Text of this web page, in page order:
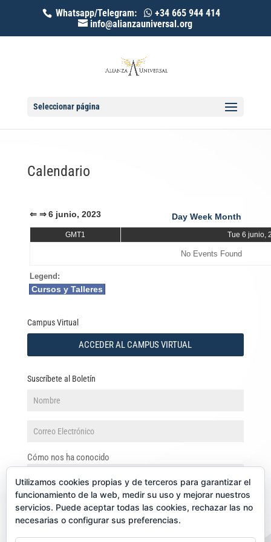
Whatsapp/Telegram:
+34 665 944 414
info@alianzauniversal.org
Seleccionar página
Calendario
⇐ ⇒ 6 junio, 2023 Day Week Month
GMT1 Tue 6 junio,
No Events Found
Legend:
Cursos y Talleres
Campus Virtual
ACCEDER AL CAMPUS VIRTUAL
Suscríbete al Boletín
Cómo nos ha conocido
Utilizamos cookies propias y de terceros para garantizar el
funcionamiento de la web, medir su uso y mejorar nuestros
servicios. Puede aceptar todas las cookies, rechazar las no
necesarias o configurar sus preferencias.